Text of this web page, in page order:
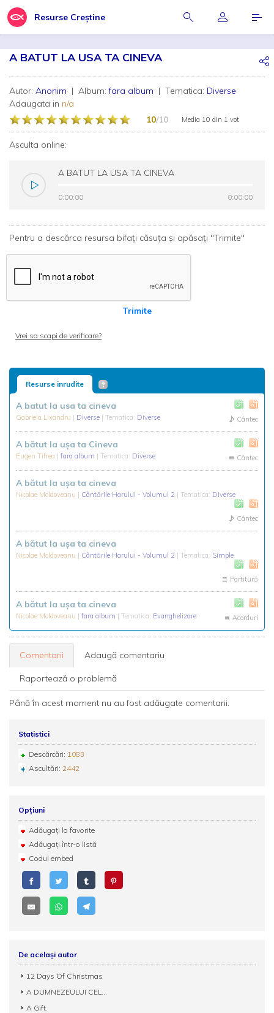
Resurse Creștine
A BATUT LA USA TA CINEVA
Autor: Anonim | Album:fara album | Tematica: Diverse
Adaugata in n/a
10/10 Media 10 din 1 vot
Asculta online:
A BATUT LA USA TA CINEVA
0:00:00 0:00:00
0:00:00 0:00:00
Pentru a descărca resursa bifați căsuța și apăsați "Trimite"
Trimite
Vrei sa scapi de verificare?
Resurse inrudite
A batut la usa ta cineva
Gabriela Lixandru | Diverse | Tematica: Diverse Cântec
A bătut la ușa ta Cineva
Eugen Tifrea | fara album | Tematica: Diverse Cântec
A bătut la uşa ta cineva
Nicolae Moldoveanu | Cântările Harului - Volumul 2 | Tematica: Diverse
Cântec
A bătut la ușa ta cineva
Nicolae Moldoveanu | Cântările Harului - Volumul 2 | Tematica: Simple
Partitură
A bătut la ușa ta cineva
Nicolae Moldoveanu | fara album | Tematica: Evanghelizare Acorduri
Comentarii Adaugă comentariu
Raportează o problemă
Până în acest moment nu au fost adăugate comentarii.
Statistici
Descărcări: 1083
Ascultări: 2442
Opțiuni
Adăugați la favorite
Adăugați într-o listă
Codul embed
De același autor
12 Days Of Christmas
A DUMNEZEULUI CEL...
A Gift.